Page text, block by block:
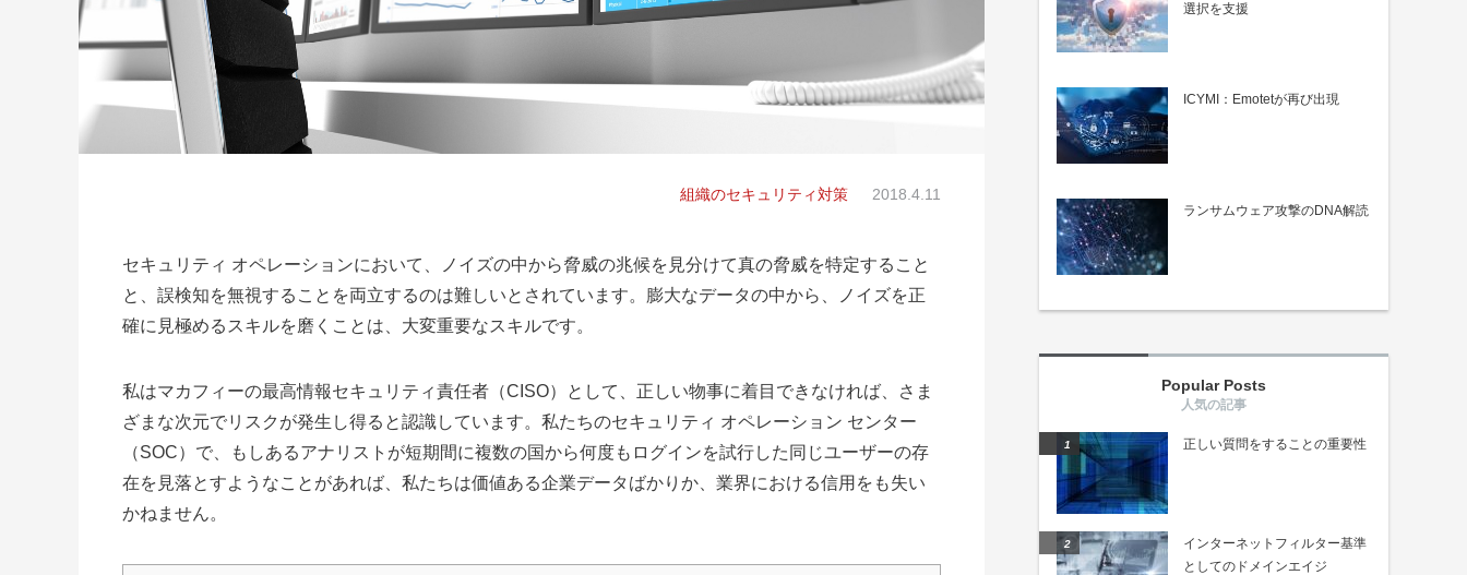
組織のセキュリティ対策 2018.4.11
セキュリティ オペレーションにおいて、ノイズの中から脅威の兆候を見分けて真の脅威を特定すること
と、誤検知を無視することを両立するのは難しいとされています。膨大なデータの中から、ノイズを正
確に見極めるスキルを磨くことは、大変重要なスキルです。
私はマカフィーの最高情報セキュリティ責任者（CISO）として、正しい物事に着目できなければ、さま
ざまな次元でリスクが発生し得ると認識しています。私たちのセキュリティ オペレーション センター
（SOC）で、もしあるアナリストが短期間に複数の国から何度もログインを試行した同じユーザーの存
在を見落とすようなことがあれば、私たちは価値ある企業データばかりか、業界における信用をも失い
かねません。
選択を支援
ICYMI：Emotetが再び出現
ランサムウェア攻撃のDNA解読
Popular Posts
正しい質問をすることの重要性
インターネットフィルター基準
としてのドメインエイジ